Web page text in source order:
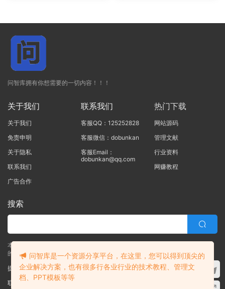
问智库拥有你想需要的一切内容！！！
关于我们
关于我们
免责申明
关于隐私
联系我们
广告合作
联系我们
客服QQ：125252828
客服微信：dobunkan
客服Email：
dobunkan@qq.com
热门下载
网站源码
管理文献
行业资料
网赚教程
搜索
本站的所有资源均由本站的站长及合作伙伴整理发布，80%的内容为合作伙伴
的职场实战干货！！
提交工单
联系客服
(说明需求，勿问在否)
问智库是一个资源分享平台，在这里，您可以得到顶尖的
企业解决方案，也有很多行各业行业的技术教程、管理文
档、PPT模板等等